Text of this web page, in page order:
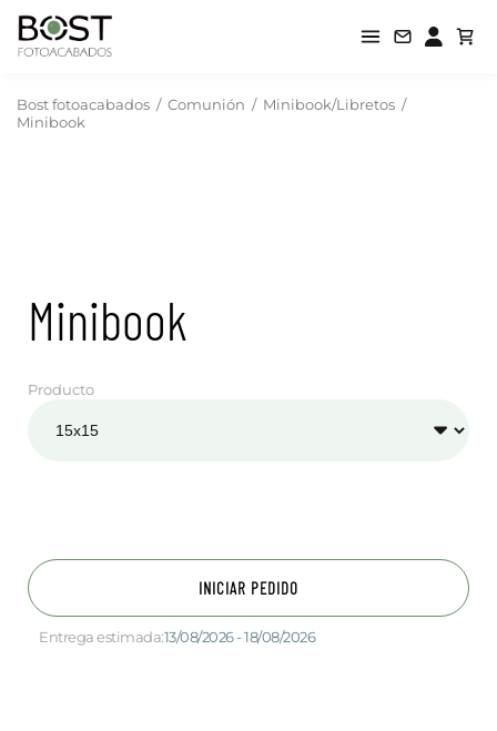
Bost fotoacabados / Comunión / Minibook/Libretos /
Minibook
Minibook
Producto
INICIAR PEDIDO
Entrega estimada:13/08/2026 - 18/08/2026